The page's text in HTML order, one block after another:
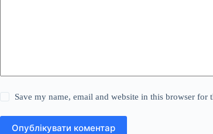
Save my name, email and website in this browser for
Опублікувати коментар